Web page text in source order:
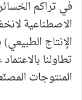
في تراكم
الإنتاج
تطاولنا
المنتوجات